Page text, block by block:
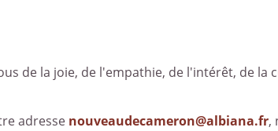
de la joie, de l'empathie, de l'intérêt, de la
adresse nouveaudecameron@albiana.fr,